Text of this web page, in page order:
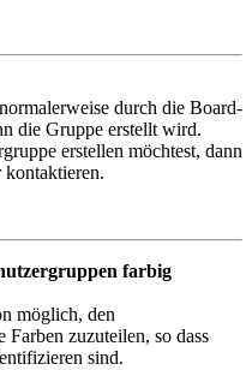
durch die Board-
die Gruppe erstellt wird.
erstellen möchtest, dann
kontaktieren.
farbig
möglich, den
Farben zuzuteilen, so dass
sind.